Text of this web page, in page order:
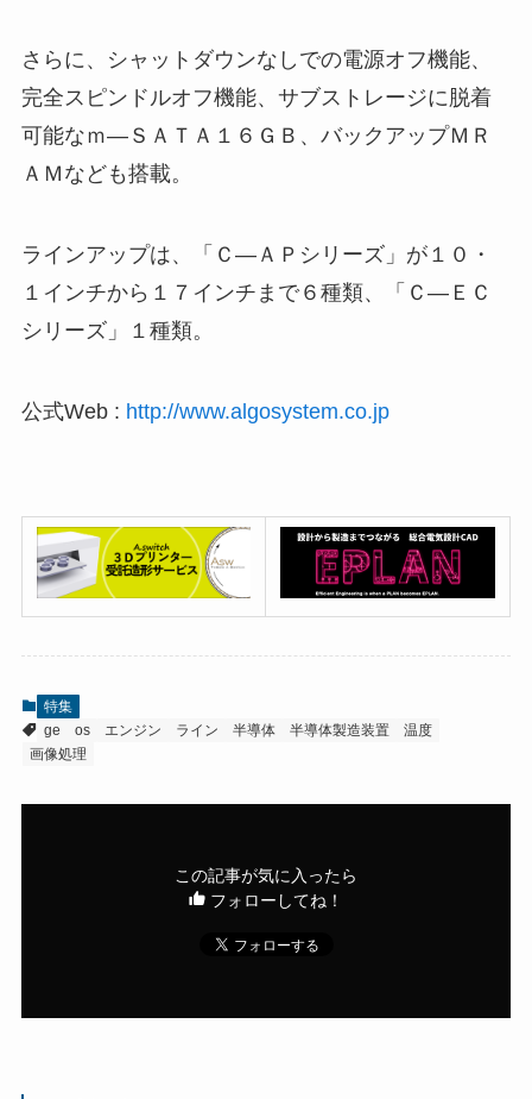
さらに、シャットダウンなしでの電源オフ機能、
完全スピンドルオフ機能、サブストレージに脱着
可能なｍ―ＳＡＴＡ１６ＧＢ、バックアップＭＲ
ＡＭなども搭載。
ラインアップは、「Ｃ―ＡＰシリーズ」が１０・
１インチから１７インチまで６種類、「Ｃ―ＥＣ
シリーズ」１種類。
公式Web : http://www.algosystem.co.jp
特集
ge
os エンジン ライン 半導体 半導体製造装置
温度
画像処理
この記事が気に入ったら
フォローしてね！